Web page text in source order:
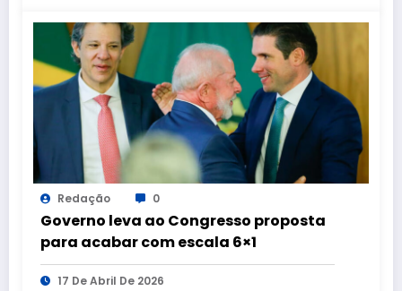
Redação 0
Governo leva ao Congresso proposta
para acabar com escala 6×1
17 De Abril De 2026